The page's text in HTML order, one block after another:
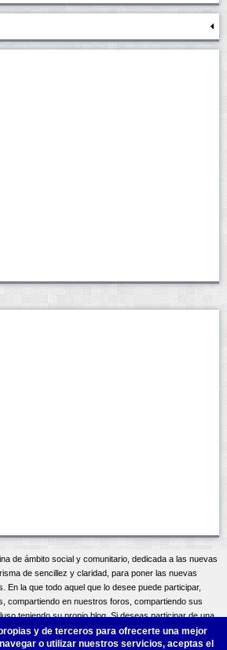
de ámbito social y comunitario, dedicada a las nuevas
de sencillez y claridad, para poner las nuevas
En la que todo aquel que lo desee puede participar,
compartiendo en nuestros foros, compartiendo sus
teniendo su propio blog. Si deseas participar de una
tus conocimientos, o incluso teniendo tu
podrás contactar con los administradores del sitio, y así
y de terceros para ofrecerte una mejor
o utilizar nuestros servicios, aceptas el